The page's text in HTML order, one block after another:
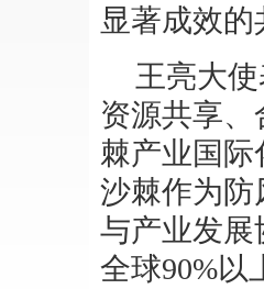
显著成效的
王亮大
资源共享
棘产业国
沙棘作为防
与产业发展
全球90%以